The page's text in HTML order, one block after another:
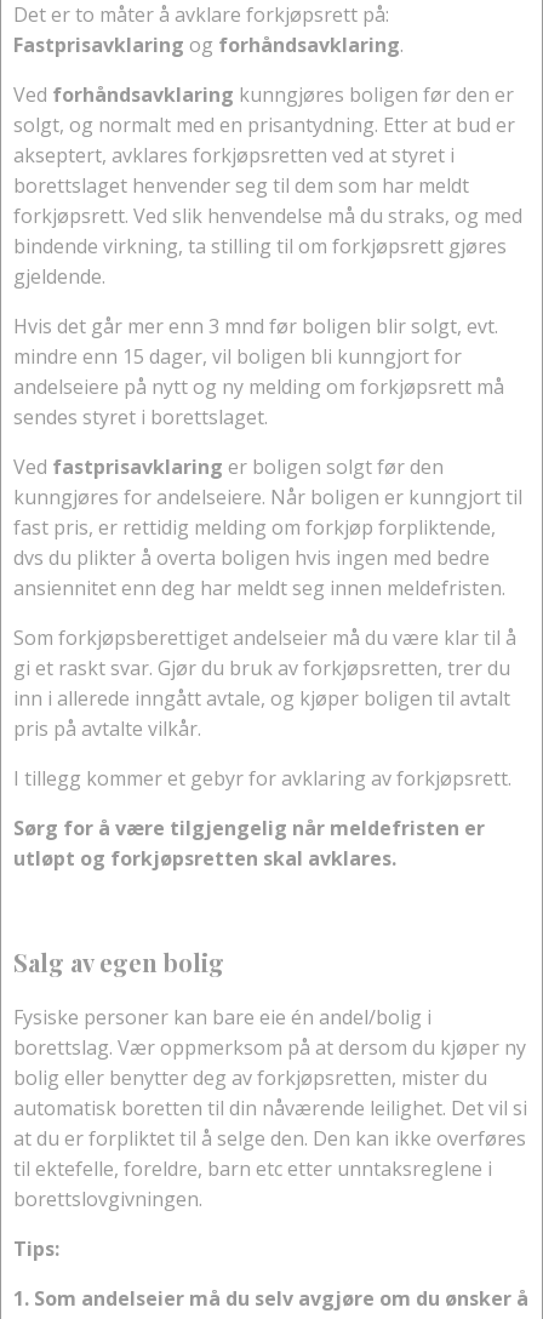
Det er to måter å avklare forkjøpsrett på:
Fastprisavklaring og forhåndsavklaring.
Ved forhåndsavklaring kunngjøres boligen før den er
solgt, og normalt med en prisantydning. Etter at bud er
akseptert, avklares forkjøpsretten ved at styret i
borettslaget henvender seg til dem som har meldt
forkjøpsrett. Ved slik henvendelse må du straks, og med
bindende virkning, ta stilling til om forkjøpsrett gjøres
gjeldende.
Hvis det går mer enn 3 mnd før boligen blir solgt, evt.
mindre enn 15 dager, vil boligen bli kunngjort for
andelseiere på nytt og ny melding om forkjøpsrett må
sendes styret i borettslaget.
Ved fastprisavklaring er boligen solgt før den
kunngjøres for andelseiere. Når boligen er kunngjort til
fast pris, er rettidig melding om forkjøp forpliktende,
dvs du plikter å overta boligen hvis ingen med bedre
ansiennitet enn deg har meldt seg innen meldefristen.
Som forkjøpsberettiget andelseier må du være klar til å
gi et raskt svar. Gjør du bruk av forkjøpsretten, trer du
inn i allerede inngått avtale, og kjøper boligen til avtalt
pris på avtalte vilkår.
I tillegg kommer et gebyr for avklaring av forkjøpsrett.
Sørg for å være tilgjengelig når meldefristen er
utløpt og forkjøpsretten skal avklares.
Salg av egen bolig
Fysiske personer kan bare eie én andel/bolig i
borettslag. Vær oppmerksom på at dersom du kjøper ny
bolig eller benytter deg av forkjøpsretten, mister du
automatisk boretten til din nåværende leilighet. Det vil si
at du er forpliktet til å selge den. Den kan ikke overføres
til ektefelle, foreldre, barn etc etter unntaksreglene i
borettslovgivningen.
Tips:
1. Som andelseier må du selv avgjøre om du ønsker å